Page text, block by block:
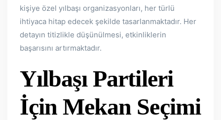
kişiye özel yılbaşı organizasyonları, her türlü
ihtiyaca hitap edecek şekilde tasarlanmaktadır. Her
detayın titizlikle düşünülmesi, etkinliklerin
başarısını artırmaktadır.
Yılbaşı Partileri
İçin Mekan Seçimi